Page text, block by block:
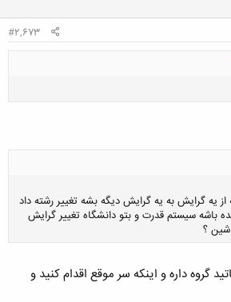
#2,673
یه گرایش به یه گرایش دیگه بشه تغییر رشته داد
باشه سیستم قدرت و بتو دانشگاه تغییر گرایش
؟
گروه داره و اینکه سر موقع اقدام کنید و